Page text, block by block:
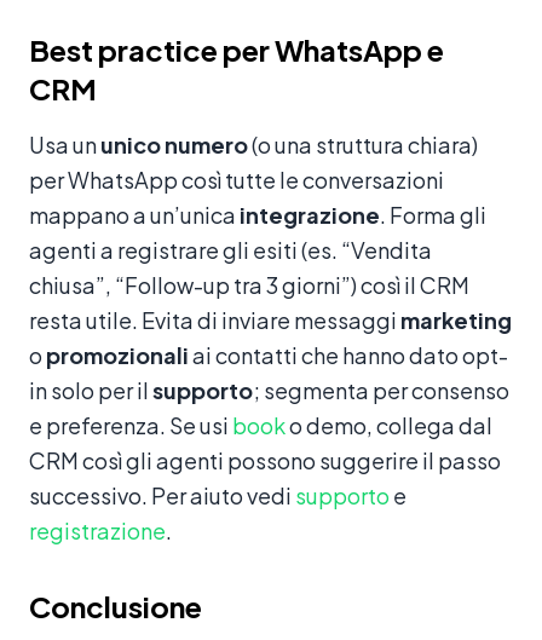
Best practice per WhatsApp e
CRM
Usa ununico numero(o una struttura chiara)
per WhatsApp così tutte le conversazioni
mappano a un’unica integrazione. Forma gli
agenti a registrare gli esiti (es. “Vendita
chiusa”, “Follow-up tra 3 giorni”) così il CRM
resta utile. Evita di inviare messaggi marketing
o promozionaliai contatti che hanno dato opt-
in solo per ilsupporto; segmenta per consenso
e preferenza. Se usi booko demo, collega dal
CRM così gli agenti possono suggerire il passo
successivo. Per aiuto vedi supporto e
registrazione.
Conclusione